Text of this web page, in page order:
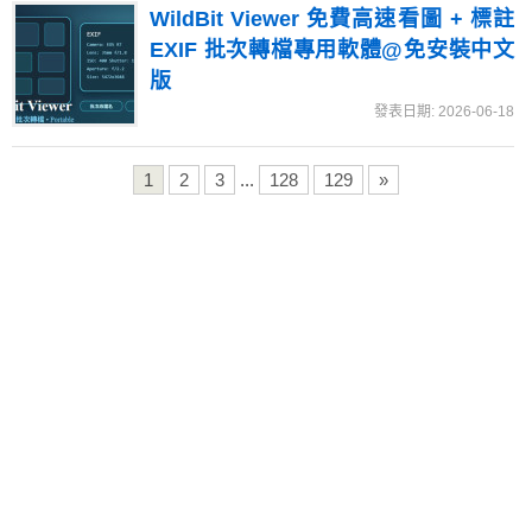
WildBit Viewer 免費高速看圖 + 標註
EXIF 批次轉檔專用軟體@免安裝中文
版
發表日期: 2026-06-18
1 2 3 ... 128 129 »